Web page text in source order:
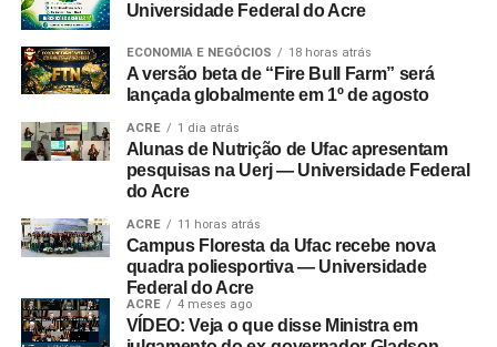
Universidade Federal do Acre
ECONOMIA E NEGÓCIOS 18 horas atrás
A versão beta de “Fire Bull Farm” será
lançada globalmente em 1º de agosto
ACRE 1 dia atrás
Alunas de Nutrição de Ufac apresentam
pesquisas na Uerj — Universidade Federal
do Acre
ACRE 11 horas atrás
Campus Floresta da Ufac recebe nova
quadra poliesportiva — Universidade
Federal do Acre
ACRE 4 meses ago
VÍDEO: Veja o que disse Ministra em